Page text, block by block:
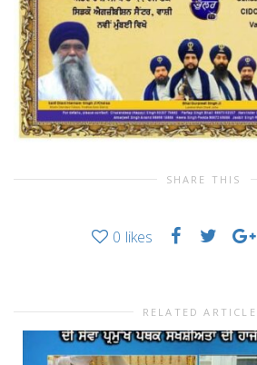
SHARE THIS
0 likes
RELATED